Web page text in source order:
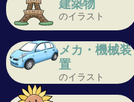
建築物
のイラスト
メカ・機械装
置
のイラスト